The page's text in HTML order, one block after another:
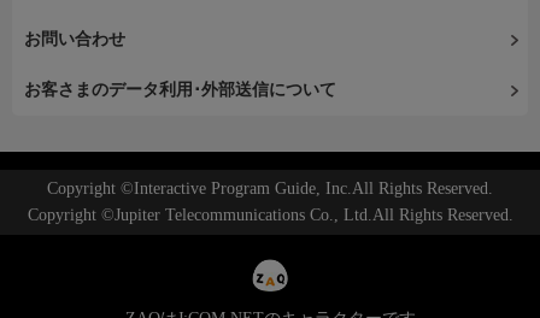
お問い合わせ
お客さまのデータ利用･外部送信について
Copyright ©Interactive Program Guide, Inc.All Rights Reserved.
Copyright ©Jupiter Telecommunications Co., Ltd.All Rights Reserved.